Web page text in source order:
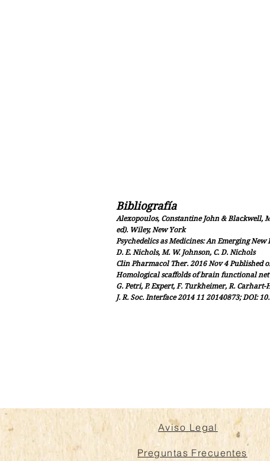
Bibliografía
Alexopoulos, Constantine John & Blackwell,
ed). Wiley, New York
Psychedelics as Medicines: An Emerging New
D. E. Nichols, M. W. Johnson, C. D. Nichols
Clin Pharmacol Ther. 2016 Nov 4 Published
Homological scaffolds of brain functional
G. Petri, P. Expert, F. Turkheimer, R.
J. R. Soc. Interface 2014 11 20140873; DOI:
Aviso Legal
Preguntas Frecuentes